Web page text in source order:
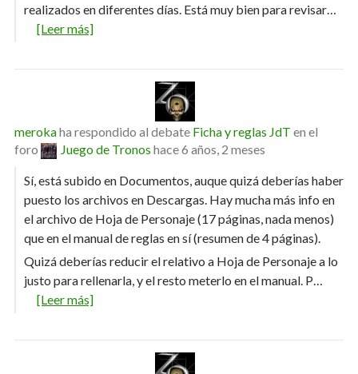
realizados en diferentes días. Está muy bien para revisar…
[Leer más]
merokaha respondido al debate Ficha y reglas JdT en el
foro
Juego de Tronos hace 6 años, 2 meses
Sí, está subido en Documentos, auque quizá deberías haber
puesto los archivos en Descargas. Hay mucha más info en
el archivo de Hoja de Personaje (17 páginas, nada menos)
que en el manual de reglas en sí (resumen de 4 páginas).
Quizá deberías reducir el relativo a Hoja de Personaje a lo
justo para rellenarla, y el resto meterlo en el manual. P…
[Leer más]